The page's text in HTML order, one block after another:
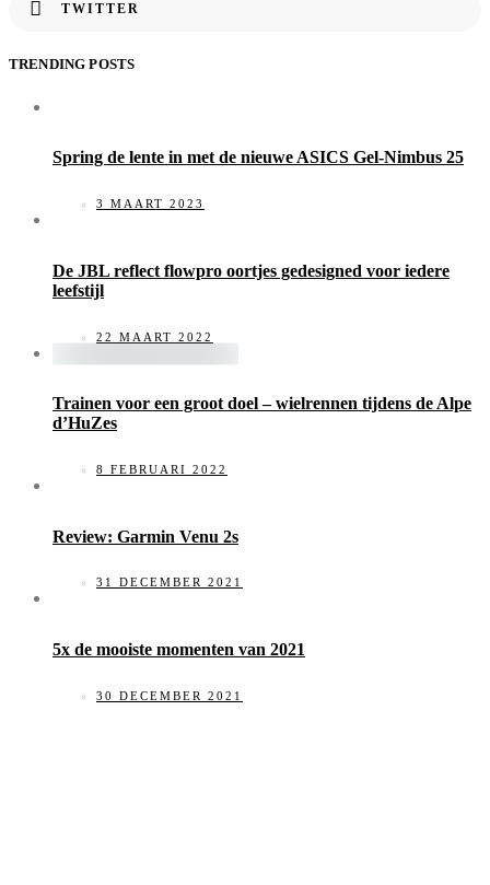
TWITTER
TRENDING POSTS
Spring de lente in met de nieuwe ASICS Gel-Nimbus 25
3 MAART 2023
De JBL reflect flowpro oortjes gedesigned voor iedere
leefstijl
22 MAART 2022
Trainen voor een groot doel – wielrennen tijdens de Alpe
d’HuZes
8 FEBRUARI 2022
Review: Garmin Venu 2s
31 DECEMBER 2021
5x de mooiste momenten van 2021
30 DECEMBER 2021